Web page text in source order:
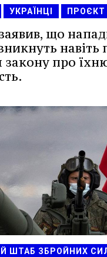
УКРАЇНЦІ ПРОЄКТ
що
навіть
закону про
ШТАБ ЗБРОЙНИХ